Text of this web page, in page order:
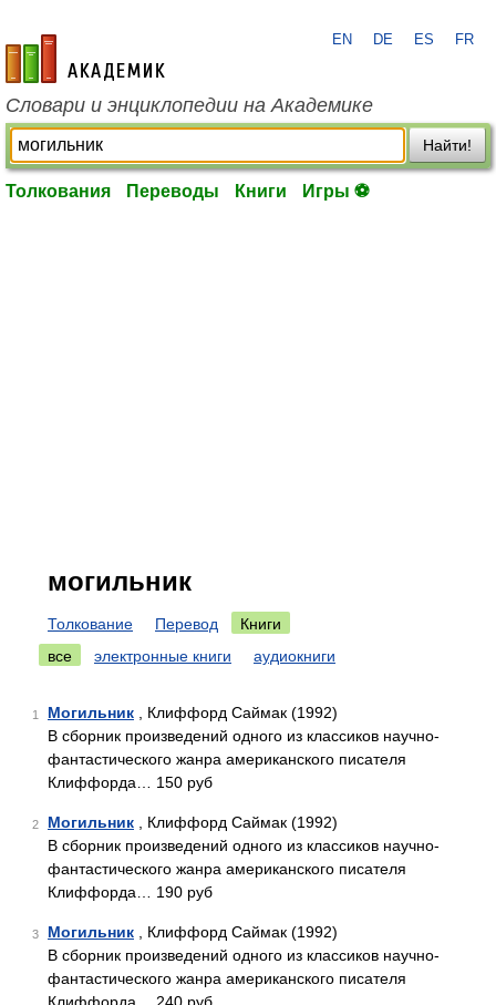
academic.ru
EN DE ES FR
Словари и энциклопедии на Академике
Найти!
Толкования Переводы Книги Игры ⚽
могильник
Толкование Перевод
Книги
все
электронные книги аудиокниги
1 Могильник , Клиффорд Саймак (1992)
В сборник произведений одного из классиков научно-
фантастического жанра американского писателя
Клиффорда… 150 руб
2 Могильник , Клиффорд Саймак (1992)
В сборник произведений одного из классиков научно-
фантастического жанра американского писателя
Клиффорда… 190 руб
3 Могильник , Клиффорд Саймак (1992)
В сборник произведений одного из классиков научно-
фантастического жанра американского писателя